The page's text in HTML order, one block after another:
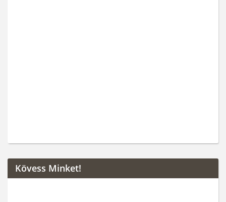
Kövess Minket!